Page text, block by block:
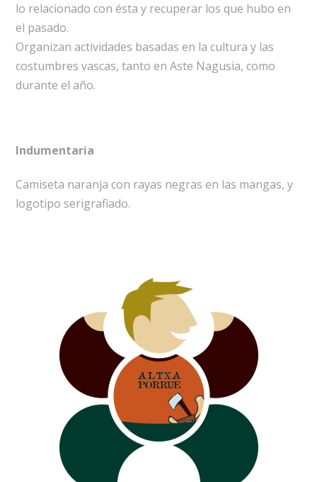
lo relacionado con ésta y recuperar los que hubo en
el pasado.
Organizan actividades basadas en la cultura y las
costumbres vascas, tanto en Aste Nagusia, como
durante el año.
Indumentaria
Camiseta naranja con rayas negras en las mangas, y
logotipo serigrafiado.